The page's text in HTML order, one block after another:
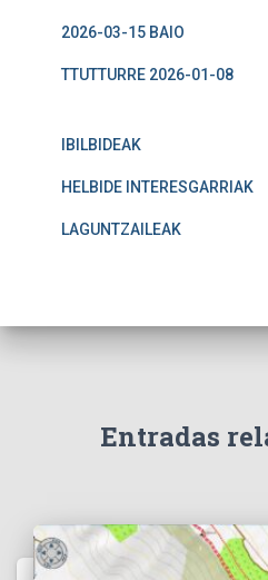
2026-03-15 BAIO
TTUTTURRE 2026-01-08
IBILBIDEAK
HELBIDE INTERESGARRIAK
LAGUNTZAILEAK
Entradas